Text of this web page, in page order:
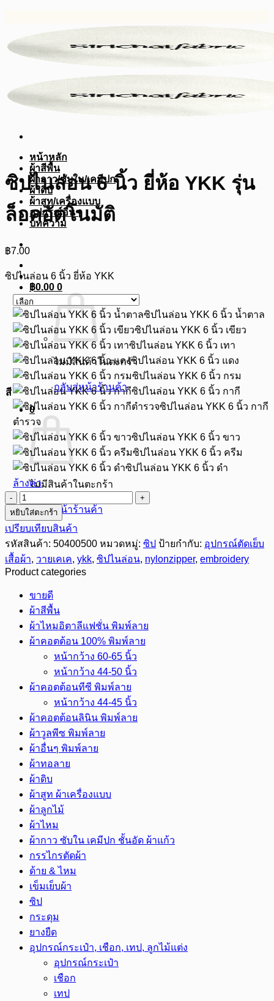
ยัง
หน้าหลัก
ผ้าสีพื้น
ผ้ากาว/ซับใน/เคมีปก
ผ้าดิบ
ผ้าสูท/เครื่องแบบ
อุปกรณ์อื่นๆ
บทความ
฿0.00 0
ไม่มีสินค้าในตะกร้า
กลับสู่หน้าร้านค้า
0
ไม่มีสินค้าในตะกร้า
กลับสู่หน้าร้านค้า
ซิปไนล่อน 6 นิ้ว ยี่ห้อ YKK รุ่น
ล็อคอัตโนมัติ
฿7.00
ซิปไนล่อน 6 นิ้ว ยี่ห้อ YKK
สี
ซิปไนล่อน YKK 6 นิ้ว น้ำตาล
ซิปไนล่อน YKK 6 นิ้ว เขียว
ซิปไนล่อน YKK 6 นิ้ว เทา
ซิปไนล่อน YKK 6 นิ้ว แดง
ซิปไนล่อน YKK 6 นิ้ว กรม
ซิปไนล่อน YKK 6 นิ้ว กากี
ซิปไนล่อน YKK 6 นิ้ว กากี
ตำรวจ
ซิปไนล่อน YKK 6 นิ้ว ขาว
ซิปไนล่อน YKK 6 นิ้ว ครีม
ซิปไนล่อน YKK 6 นิ้ว ดำ
ล้างค่า
จำนวน
ซิป
ไน
ล่อน
6
นิ้ว
YKK
รุ่น
ล็อค
อัตโนมัติ
หยิบใส่ตะกร้า
เปรียบเทียบสินค้า
รหัสสินค้า: 50400500 หมวดหมู่: ซิป ป้ายกำกับ: อุปกรณ์ตัดเย็บ
เสื้อผ้า, วายเคเค, ykk, ซิปไนล่อน, nylonzipper, embroidery
Product categories
ขายดี
ผ้าสีพื้น
ผ้าไหมอิตาลีแฟชั่น พิมพ์ลาย
ผ้าคอตต้อน 100% พิมพ์ลาย
หน้ากว้าง 60-65 นิ้ว
หน้ากว้าง 44-50 นิ้ว
ผ้าคอตต้อนทีซี พิมพ์ลาย
หน้ากว้าง 44-45 นิ้ว
ผ้าคอตต้อนลินิน พิมพ์ลาย
ผ้าวูลพีซ พิมพ์ลาย
ผ้าอื่นๆ พิมพ์ลาย
ผ้าทอลาย
ผ้าดิบ
ผ้าสูท ผ้าเครื่องแบบ
ผ้าลูกไม้
ผ้าไหม
ผ้ากาว ซับใน เคมีปก ชั้นอัด ผ้าแก้ว
กรรไกรตัดผ้า
ด้าย & ไหม
เข็มเย็บผ้า
ซิป
กระดุม
ยางยืด
อุปกรณ์กระเป๋า, เชือก, เทป, ลูกไม้แต่ง
อุปกรณ์กระเป๋า
เชือก
เทป